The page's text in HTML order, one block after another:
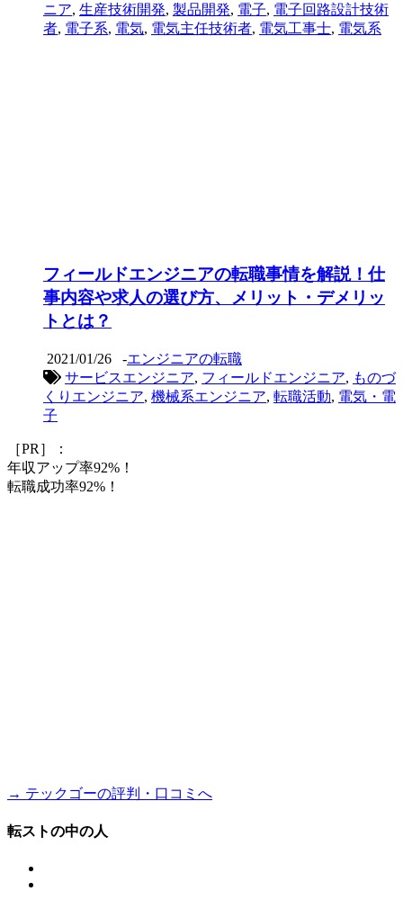
ニア, 生産技術開発, 製品開発, 電子, 電子回路設計技術
者, 電子系, 電気, 電気主任技術者, 電気工事士, 電気系
フィールドエンジニアの転職事情を解説！仕
事内容や求人の選び方、メリット・デメリッ
トとは？
2021/01/26 -エンジニアの転職
サービスエンジニア, フィールドエンジニア, ものづ
くりエンジニア, 機械系エンジニア, 転職活動, 電気・電
子
［PR］：
年収アップ率92%！
転職成功率92%！
→ テックゴーの評判・口コミへ
転ストの中の人